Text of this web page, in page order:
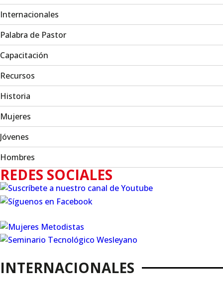
Internacionales
Palabra de Pastor
Capacitación
Recursos
Historia
Mujeres
Jóvenes
Hombres
REDES SOCIALES
INTERNACIONALES